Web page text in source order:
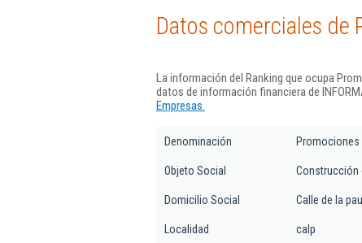
Datos comerciales de
La información del Ranking que ocupa
datos de información financiera de
Empresas.
Denominación Promociones
Objeto Social Construcción
Domicilio Social Calle de la
Localidad calp